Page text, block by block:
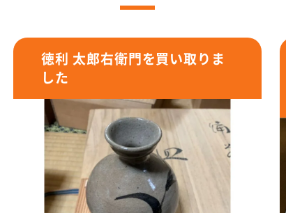
徳利 太郎右衛門を買い取りま
した